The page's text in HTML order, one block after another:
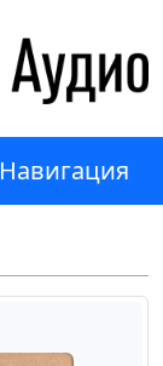
Навигация